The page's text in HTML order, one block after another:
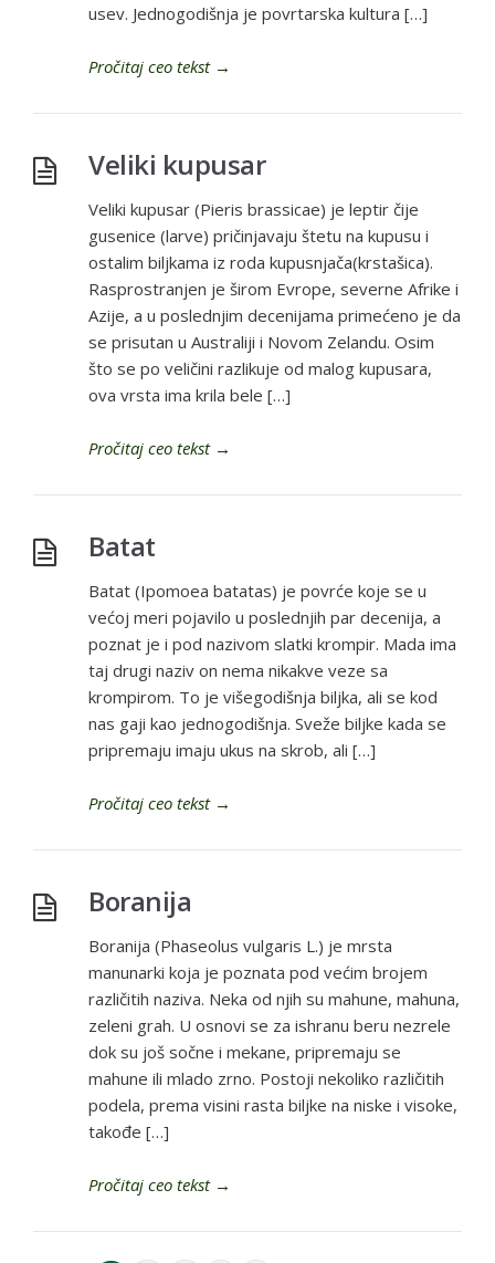
usev. Jednogodišnja je povrtarska kultura […]
Pročitaj ceo tekst→
Veliki kupusar
Veliki kupusar (Pieris brassicae) je leptir čije
gusenice (larve) pričinjavaju štetu na kupusu i
ostalim biljkama iz roda kupusnjača(krstašica).
Rasprostranjen je širom Evrope, severne Afrike i
Azije, a u poslednjim decenijama primećeno je da
se prisutan u Australiji i Novom Zelandu. Osim
što se po veličini razlikuje od malog kupusara,
ova vrsta ima krila bele […]
Pročitaj ceo tekst→
Batat
Batat (Ipomoea batatas) je povrće koje se u
većoj meri pojavilo u poslednjih par decenija, a
poznat je i pod nazivom slatki krompir. Mada ima
taj drugi naziv on nema nikakve veze sa
krompirom. To je višegodišnja biljka, ali se kod
nas gaji kao jednogodišnja. Sveže biljke kada se
pripremaju imaju ukus na skrob, ali […]
Pročitaj ceo tekst→
Boranija
Boranija (Phaseolus vulgaris L.) je mrsta
manunarki koja je poznata pod većim brojem
različitih naziva. Neka od njih su mahune, mahuna,
zeleni grah. U osnovi se za ishranu beru nezrele
dok su još sočne i mekane, pripremaju se
mahune ili mlado zrno. Postoji nekoliko različitih
podela, prema visini rasta biljke na niske i visoke,
takođe […]
Pročitaj ceo tekst→